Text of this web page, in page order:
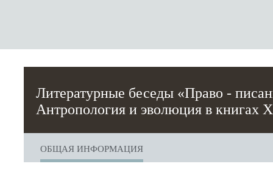
Литературные беседы «Право -
Антропология и эволюция в книгах
ОБЩАЯ ИНФОРМАЦИЯ